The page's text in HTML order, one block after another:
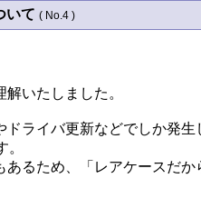
いて ( No.4 )
いたしました。
ライバ更新などでしか発
るため、「レアケースだ